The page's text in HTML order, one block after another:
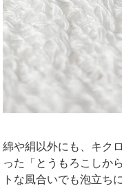
綿や絹以外にも、キク
った「 とうもろこしか
トな風合いでも泡立ち